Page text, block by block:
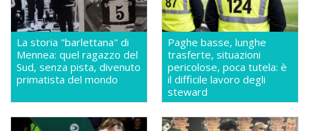
La storia "barlettana" di
Mennea: quel ragazzo del
Sud, senza pista, divenuto
primatista del mondo
Paghe basse, lunghe
trasferte, situazioni
pericolose, poca tutela: è
il difficile lavoro degli
steward